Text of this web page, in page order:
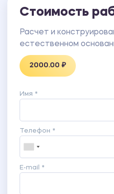
Стоимость
Расчет и
естественном
2000.00 ₽
Имя *
Телефон *
E-mail *